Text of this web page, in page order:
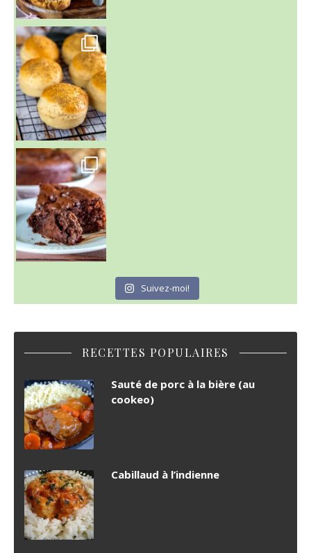
~ BUNS MAISON ~
Un peu de boulange par ici au
~ GÂTEAU FONDANT CHOCO NOISETTE ~
C'est lundi
Suivez-moi!
RECETTES POPULAIRES
Sauté de porc à la bière (au
cookeo)
Cabillaud à l’indienne